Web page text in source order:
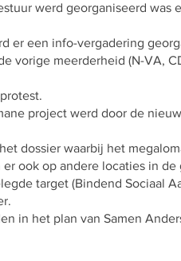
werd georganiseerd was
er een info-vergadering
vorige meerderheid (N-VA,
project werd door de
dossier waarbij het
ook op andere locaties in
target (Bindend Sociaal
in het plan van Samen